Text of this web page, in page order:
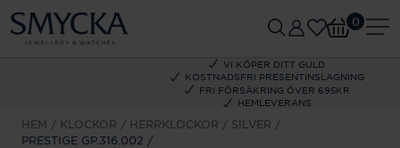
VI KÖPER DITT GULD
KOSTNADSFRI PRESENTINSLAGNING
FRI FÖRSÄKRING ÖVER 695KR
HEMLEVERANS
0
HEM KLOCKOR HERRKLOCKOR
SILVER
PRESTIGE GP.316.002